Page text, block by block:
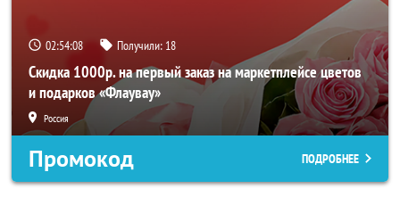
02:54:07 Получили: 18
Скидка 1000р. на первый заказ на маркетплейсе цветов
и подарков «Флаувау»
Россия
Промокод ПОДРОБНЕЕ